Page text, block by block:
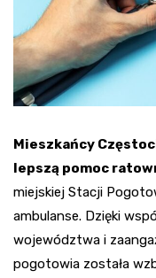
Mieszkańcy
lepszą pomoc
miejskiej Stacji
ambulanse. Dzięki
województwa i
pogotowia została